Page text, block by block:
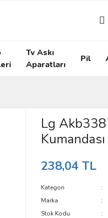
Tv Askı
Aparatları
Pil
Lg
Kumandası
238,04 TL
Kategori
Marka
Stok Kodu